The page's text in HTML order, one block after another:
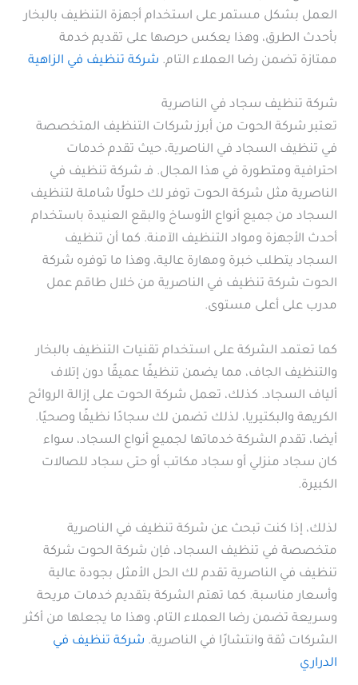
العمل بشكل مستمر على استخدام أجهزة التنظيف بالبخار
بأحدث الطرق، وهذا يعكس حرصها على تقديم خدمة
ممتازة تضمن رضا العملاء التام. شركة تنظيف في الزاهية
شركة تنظيف سجاد في الناصرية
تعتبر شركة الحوت من أبرز شركات التنظيف المتخصصة
في تنظيف السجاد في الناصرية، حيث تقدم خدمات
احترافية ومتطورة في هذا المجال. فـ شركة تنظيف في
الناصرية مثل شركة الحوت توفر لك حلولًا شاملة لتنظيف
السجاد من جميع أنواع الأوساخ والبقع العنيدة باستخدام
أحدث الأجهزة ومواد التنظيف الآمنة. كما أن تنظيف
السجاد يتطلب خبرة ومهارة عالية، وهذا ما توفره شركة
الحوت شركة تنظيف في الناصرية من خلال طاقم عمل
مدرب على أعلى مستوى.
كما تعتمد الشركة على استخدام تقنيات التنظيف بالبخار
والتنظيف الجاف، مما يضمن تنظيفًا عميقًا دون إتلاف
ألياف السجاد. كذلك، تعمل شركة الحوت على إزالة الروائح
الكريهة والبكتيريا، لذلك تضمن لك سجادًا نظيفًا وصحيًا.
أيضا، تقدم الشركة خدماتها لجميع أنواع السجاد، سواء
كان سجاد منزلي أو سجاد مكاتب أو حتى سجاد للصالات
الكبيرة.
لذلك، إذا كنت تبحث عن شركة تنظيف في الناصرية
متخصصة في تنظيف السجاد، فإن شركة الحوت شركة
تنظيف في الناصرية تقدم لك الحل الأمثل بجودة عالية
وأسعار مناسبة. كما تهتم الشركة بتقديم خدمات مريحة
وسريعة تضمن رضا العملاء التام، وهذا ما يجعلها من أكثر
الشركات ثقة وانتشارًا في الناصرية. شركة تنظيف في
الدراري